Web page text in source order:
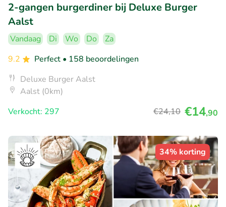
2-gangen burgerdiner bij Deluxe Burger
Aalst
Vandaag Di Wo Do
Za
9.2
Perfect • 158 beoordelingen
Deluxe Burger Aalst
Aalst (0km)
Verkocht: 297
€24,10 €14,90
34% korting